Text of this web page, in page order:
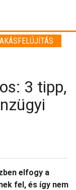
3 tipp,
elfogy a
fel, és így nem